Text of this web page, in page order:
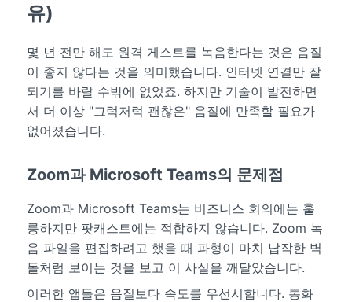
유)
몇 년 전만 해도 원격 게스트를 녹음한다는 것은 음질
이 좋지 않다는 것을 의미했습니다. 인터넷 연결만 잘
되기를 바랄 수밖에 없었죠. 하지만 기술이 발전하면
서 더 이상 "그럭저럭 괜찮은" 음질에 만족할 필요가
없어졌습니다.
Zoom과 Microsoft Teams의 문제점
Zoom과 Microsoft Teams는 비즈니스 회의에는 훌
륭하지만 팟캐스트에는 적합하지 않습니다. Zoom 녹
음 파일을 편집하려고 했을 때 파형이 마치 납작한 벽
돌처럼 보이는 것을 보고 이 사실을 깨달았습니다.
이러한 앱들은 음질보다 속도를 우선시합니다. 통화